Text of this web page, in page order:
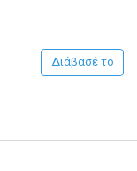
Διάβασέ το